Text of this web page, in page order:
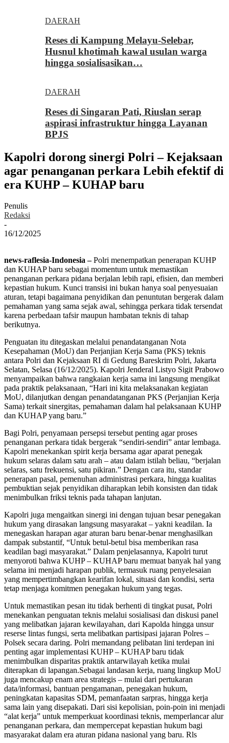
DAERAH
Reses di Kampung Melayu-Selebar,
Husnul khotimah kawal usulan warga
hingga sosialisasikan…
DAERAH
Reses di Singaran Pati, Riuslan serap
aspirasi infrastruktur hingga Layanan
BPJS
Kapolri dorong sinergi Polri – Kejaksaan
agar penanganan perkara Lebih efektif di
era KUHP – KUHAP baru
Penulis
Redaksi
-
16/12/2025
news-raflesia-Indonesia –Polri menempatkan penerapan KUHP
dan KUHAP baru sebagai momentum untuk memastikan
penanganan perkara pidana berjalan lebih rapi, efisien, dan memberi
kepastian hukum. Kunci transisi ini bukan hanya soal penyesuaian
aturan, tetapi bagaimana penyidikan dan penuntutan bergerak dalam
pemahaman yang sama sejak awal, sehingga perkara tidak tersendat
karena perbedaan tafsir maupun hambatan teknis di tahap
berikutnya.
Penguatan itu ditegaskan melalui penandatanganan Nota
Kesepahaman (MoU) dan Perjanjian Kerja Sama (PKS) teknis
antara Polri dan Kejaksaan RI di Gedung Bareskrim Polri, Jakarta
Selatan, Selasa (16/12/2025). Kapolri Jenderal Listyo Sigit Prabowo
menyampaikan bahwa rangkaian kerja sama ini langsung mengikat
pada praktik pelaksanaan, “Hari ini kita melaksanakan kegiatan
MoU, dilanjutkan dengan penandatanganan PKS (Perjanjian Kerja
Sama) terkait sinergitas, pemahaman dalam hal pelaksanaan KUHP
dan KUHAP yang baru.”
Bagi Polri, penyamaan persepsi tersebut penting agar proses
penanganan perkara tidak bergerak “sendiri-sendiri” antar lembaga.
Kapolri menekankan spirit kerja bersama agar aparat penegak
hukum selaras dalam satu arah – atau dalam istilah beliau, “berjalan
selaras, satu frekuensi, satu pikiran.” Dengan cara itu, standar
penerapan pasal, pemenuhan administrasi perkara, hingga kualitas
pembuktian sejak penyidikan diharapkan lebih konsisten dan tidak
menimbulkan friksi teknis pada tahapan lanjutan.
Kapolri juga mengaitkan sinergi ini dengan tujuan besar penegakan
hukum yang dirasakan langsung masyarakat – yakni keadilan. Ia
menegaskan harapan agar aturan baru benar-benar menghasilkan
dampak substantif, “Untuk betul-betul bisa memberikan rasa
keadilan bagi masyarakat.” Dalam penjelasannya, Kapolri turut
menyoroti bahwa KUHP – KUHAP baru memuat banyak hal yang
selama ini menjadi harapan publik, termasuk ruang penyelesaian
yang mempertimbangkan kearifan lokal, situasi dan kondisi, serta
tetap menjaga komitmen penegakan hukum yang tegas.
Untuk memastikan pesan itu tidak berhenti di tingkat pusat, Polri
menekankan penguatan teknis melalui sosialisasi dan diskusi panel
yang melibatkan jajaran kewilayahan, dari Kapolda hingga unsur
reserse lintas fungsi, serta melibatkan partisipasi jajaran Polres –
Polsek secara daring. Polri memandang pelibatan lini terdepan ini
penting agar implementasi KUHP – KUHAP baru tidak
menimbulkan disparitas praktik antarwilayah ketika mulai
diterapkan di lapangan.Sebagai landasan kerja, ruang lingkup MoU
juga mencakup enam area strategis – mulai dari pertukaran
data/informasi, bantuan pengamanan, penegakan hukum,
peningkatan kapasitas SDM, pemanfaatan sarpras, hingga kerja
sama lain yang disepakati. Dari sisi kepolisian, poin-poin ini menjadi
“alat kerja” untuk memperkuat koordinasi teknis, memperlancar alur
penanganan perkara, dan mempercepat kepastian hukum bagi
masyarakat dalam era aturan pidana nasional yang baru. Rls